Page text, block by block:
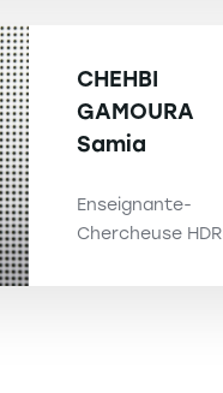
CHEHBI
GAMOURA
Samia
Enseignante-
Chercheuse HDR